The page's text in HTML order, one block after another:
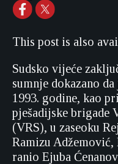
This post is also
Sudsko vijeće
sumnje dokazano
1993. godine, kao
pješadijske brigade
(VRS), u zaseoku
Ramizu
ranio Ejuba